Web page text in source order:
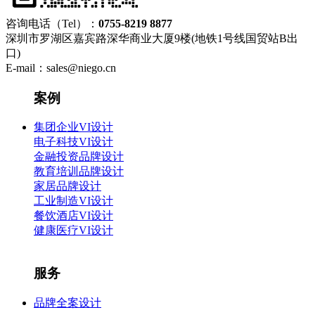
咨询电话（Tel）： 0755-8219 8877
深圳市罗湖区嘉宾路深华商业大厦9楼(地铁1号线国贸站B出
口)
E-mail：sales@niego.cn
案例
集团企业VI设计
电子科技VI设计
金融投资品牌设计
教育培训品牌设计
家居品牌设计
工业制造VI设计
餐饮酒店VI设计
健康医疗VI设计
服务
品牌全案设计